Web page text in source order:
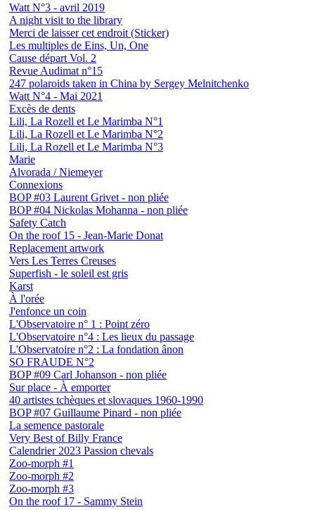
Watt N°3 - avril 2019
A night visit to the library
Merci de laisser cet endroit (Sticker)
Les multiples de Eins, Un, One
Cause départ Vol. 2
Revue Audimat n°15
247 polaroids taken in China by Sergey Melnitchenko
Watt N°4 - Mai 2021
Excès de dents
Lili, La Rozell et Le Marimba N°1
Lili, La Rozell et Le Marimba N°2
Lili, La Rozell et Le Marimba N°3
Marie
Alvorada / Niemeyer
Connexions
BOP #03 Laurent Grivet - non pliée
BOP #04 Nickolas Mohanna - non pliée
Safety Catch
On the roof 15 - Jean-Marie Donat
Replacement artwork
Vers Les Terres Creuses
Superfish - le soleil est gris
Karst
À l'orée
J'enfonce un coin
L'Observatoire n° 1 : Point zéro
L'Observatoire n°4 : Les lieux du passage
L'Observatoire n°2 : La fondation ânon
SO FRAUDE N°2
BOP #09 Carl Johanson - non pliée
Sur place - À emporter
40 artistes tchèques et slovaques 1960-1990
BOP #07 Guillaume Pinard - non pliée
La semence pastorale
Very Best of Billy France
Calendrier 2023 Passion chevals
Zoo-morph #1
Zoo-morph #2
Zoo-morph #3
On the roof 17 - Sammy Stein